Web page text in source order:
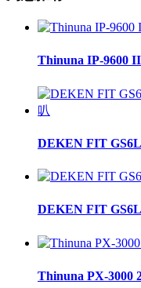
Thinuna IP-9600
DEKEN FIT
DEKEN FIT
Thinuna PX-3000